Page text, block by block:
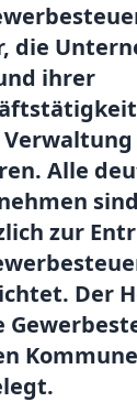
die
ihrer
Alle
sind
zur
Der